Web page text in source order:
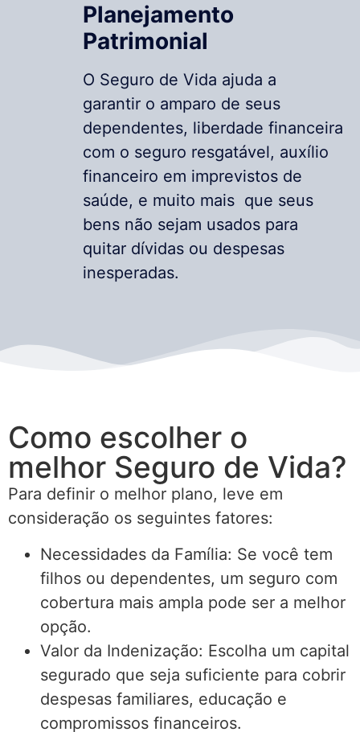
Planejamento
Patrimonial
O Seguro de Vida ajuda a
garantir o amparo de seus
dependentes, liberdade financeira
com o seguro resgatável, auxílio
financeiro em imprevistos de
saúde, e muito mais que seus
bens não sejam usados para
quitar dívidas ou despesas
inesperadas.
Como escolher o
melhor Seguro de Vida?
Para definir o melhor plano, leve em
consideração os seguintes fatores:
Necessidades da Família: Se você tem
filhos ou dependentes, um seguro com
cobertura mais ampla pode ser a melhor
opção.
Valor da Indenização: Escolha um capital
segurado que seja suficiente para cobrir
despesas familiares, educação e
compromissos financeiros.